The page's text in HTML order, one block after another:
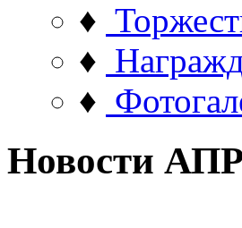
♦
♦
♦
Новости АПР